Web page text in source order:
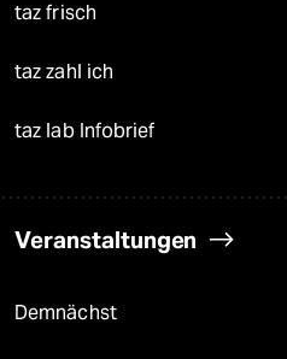
taz frisch
taz zahl ich
taz lab Infobrief
Veranstaltungen
Demnächst